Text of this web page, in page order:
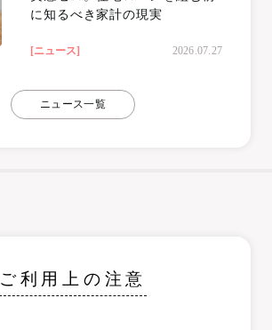
に知るべき家計の現実
[ニュース] 2026.07.27
ニュース一覧
ご利用上の注意